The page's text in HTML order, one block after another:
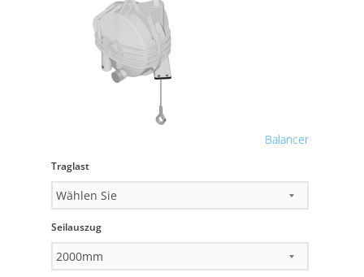
Balancer
Traglast
Seilauszug